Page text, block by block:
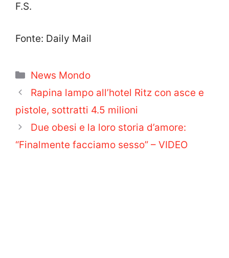
F.S.
Fonte: Daily Mail
Categorie
News Mondo
Rapina lampo all’hotel Ritz con asce e
pistole, sottratti 4.5 milioni
Due obesi e la loro storia d’amore:
“Finalmente facciamo sesso” – VIDEO